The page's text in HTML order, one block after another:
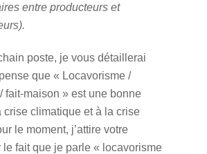
entre producteurs et
poste, je vous détaillerai
que « Locavorisme /
fait-maison » est une bonne
crise climatique et à la crise
le moment, j’attire votre
le fait que je parle « locavorisme